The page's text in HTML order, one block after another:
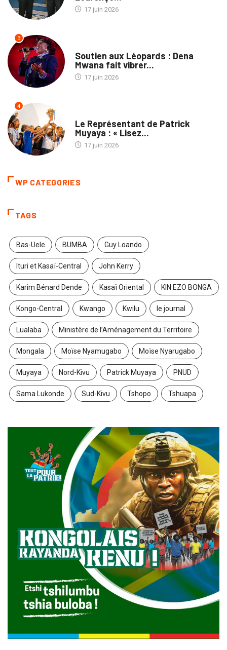
17 juin 2026
3
Soutien aux Léopards : Dena
Mwana fait vibrer...
17 juin 2026
4
Le Représentant de Patrick
Muyaya : « Lisez...
17 juin 2026
WP CATEGORIES
TAGS
Bas-Uele BUMBA Guy Loando
Ituri et Kasaï-Central John Kerry
Karim Bénard Dende Kasaï Oriental KIN EZO BONGA
Kongo-Central Kwango Kwilu le journal
Lualaba Ministère de l’Aménagement du Territoire
Mongala Moïse Nyamugabo Moïse Nyarugabo
Muyaya Nord-Kivu Patrick Muyaya PNUD
Sama Lukonde Sud-Kivu Tshopo Tshuapa